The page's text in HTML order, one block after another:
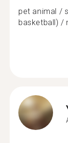
pet animal /
basketball) /